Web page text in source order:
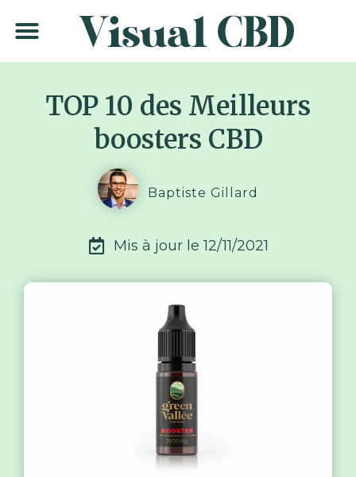
TOP 10 des Meilleurs
boosters CBD
Baptiste Gillard
Mis à jour le 12/11/2021